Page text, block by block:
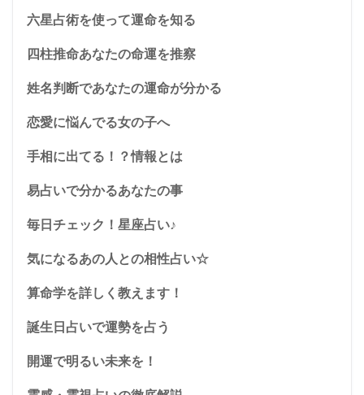
六星占術を使って運命を知る
四柱推命あなたの命運を推察
姓名判断であなたの運命が分かる
恋愛に悩んでる女の子へ
手相に出てる！？情報とは
易占いで分かるあなたの事
毎日チェック！星座占い♪
気になるあの人との相性占い☆
算命学を詳しく教えます！
誕生日占いで運勢を占う
開運で明るい未来を！